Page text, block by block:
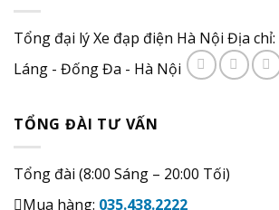
Tổng đại lý Xe đạp điện Hà Nội Địa chỉ:
Láng - Đống Đa - Hà Nội
TỔNG ĐÀI TƯ VẤN
Tổng đài (8:00 Sáng – 20:00 Tối)
Mua hàng: 035.438.2222